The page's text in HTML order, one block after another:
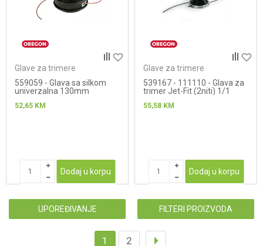
Glave za trimere
559059 - Glava sa silkom
univerzalna 130mm
52,65 KM
Dodaj u korpu
Glave za trimere
539167 - 111110 - Glava za
trimer Jet-Fit (2niti) 1/1
55,58 KM
Dodaj u korpu
UPOREĐIVANJE FILTERI PROIZVODA
1 2